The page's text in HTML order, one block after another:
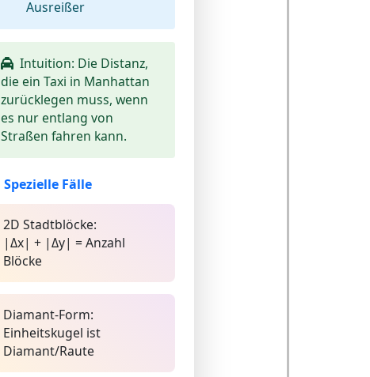
Ausreißer
Intuition: Die Distanz,
die ein Taxi in Manhattan
zurücklegen muss, wenn
es nur entlang von
Straßen fahren kann.
Spezielle Fälle
2D Stadtblöcke:
|Δx| + |Δy| = Anzahl
Blöcke
Diamant-Form:
Einheitskugel ist
Diamant/Raute